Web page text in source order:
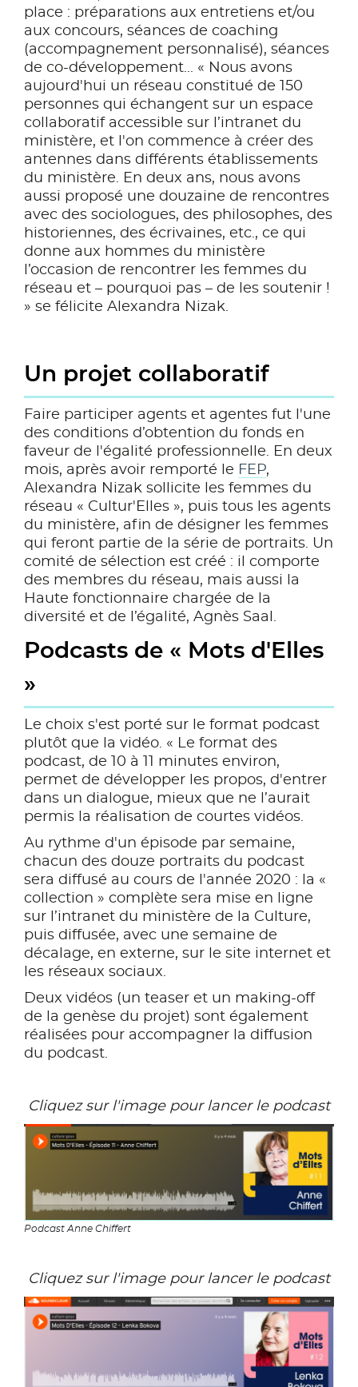
place : préparations aux entretiens et/ou
aux concours, séances de coaching
(accompagnement personnalisé), séances
de co-développement... « Nous avons
aujourd'hui un réseau constitué de 150
personnes qui échangent sur un espace
collaboratif accessible sur l’intranet du
ministère, et l'on commence à créer des
antennes dans différents établissements
du ministère. En deux ans, nous avons
aussi proposé une douzaine de rencontres
avec des sociologues, des philosophes, des
historiennes, des écrivaines, etc., ce qui
donne aux hommes du ministère
l’occasion de rencontrer les femmes du
réseau et – pourquoi pas – de les soutenir !
» se félicite Alexandra Nizak.
Un projet collaboratif
Faire participer agents et agentes fut l'une
des conditions d’obtention du fonds en
faveur de l'égalité professionnelle. En deux
mois, après avoir remporté le FEP,
Alexandra Nizak sollicite les femmes du
réseau « Cultur'Elles », puis tous les agents
du ministère, afin de désigner les femmes
qui feront partie de la série de portraits. Un
comité de sélection est créé : il comporte
des membres du réseau, mais aussi la
Haute fonctionnaire chargée de la
diversité et de l’égalité, Agnès Saal.
Podcasts de « Mots d'Elles
»
Le choix s'est porté sur le format podcast
plutôt que la vidéo. « Le format des
podcast, de 10 à 11 minutes environ,
permet de développer les propos, d'entrer
dans un dialogue, mieux que ne l’aurait
permis la réalisation de courtes vidéos.
Au rythme d'un épisode par semaine,
chacun des douze portraits du podcast
sera diffusé au cours de l'année 2020 : la «
collection » complète sera mise en ligne
sur l’intranet du ministère de la Culture,
puis diffusée, avec une semaine de
décalage, en externe, sur le site internet et
les réseaux sociaux.
Deux vidéos (un teaser et un making-off
de la genèse du projet) sont également
réalisées pour accompagner la diffusion
du podcast.
Cliquez sur l'image pour lancer le podcast
Podcast Anne Chiffert
Cliquez sur l'image pour lancer le podcast